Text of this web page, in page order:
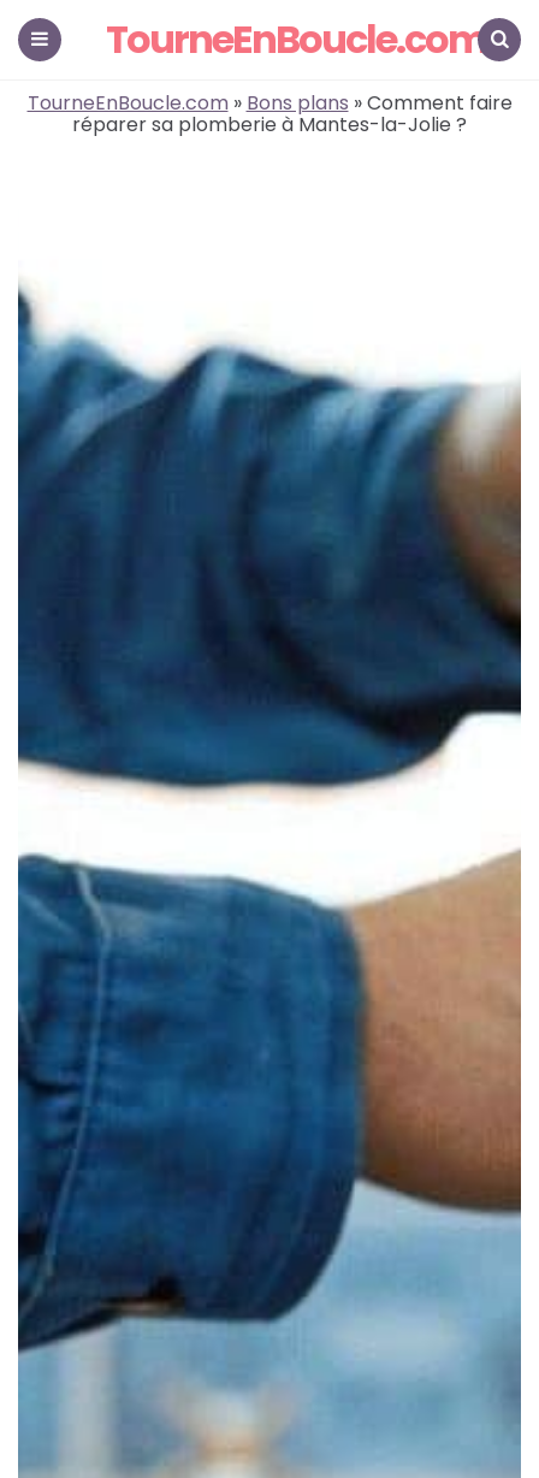
TourneEnBoucle.com
TourneEnBoucle.com » Bons plans » Comment faire
réparer sa plomberie à Mantes-la-Jolie ?